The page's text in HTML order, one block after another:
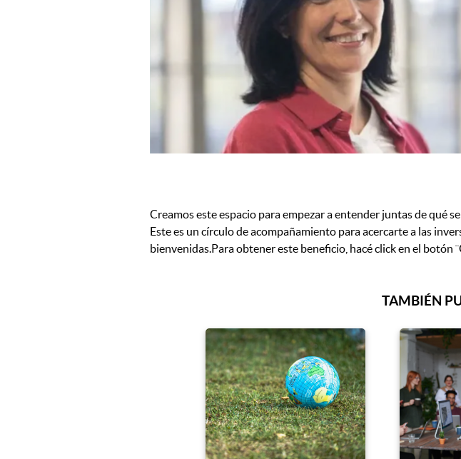
Creamos este espacio para empezar a entender juntas de qué
Este es un círculo de acompañamiento para acercarte a las
bienvenidas.Para obtener este beneficio, hacé click en el botón
TAMBIÉN